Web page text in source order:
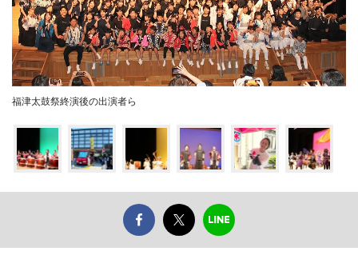
福津太鼓祭終演後の出演者ら